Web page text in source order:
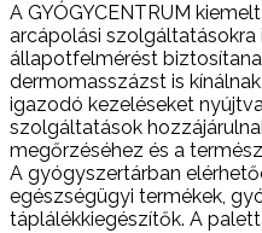
A GYÓGYCENTRUM
arcápolási szolgáltatásokra
állapotfelmérést
dermomasszázst is
igazodó kezeléseket
szolgáltatások
megőrzéséhez és a
A gyógyszertárban
egészségügyi termékek,
táplálékkiegészítők. A